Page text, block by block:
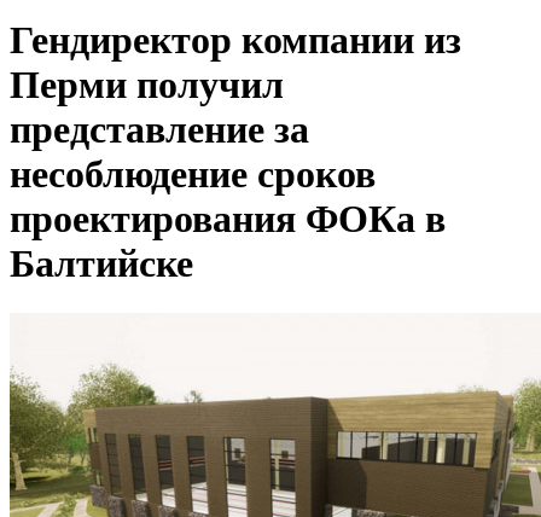
Гендиректор компании из
Перми получил
представление за
несоблюдение сроков
проектирования ФОКа в
Балтийске